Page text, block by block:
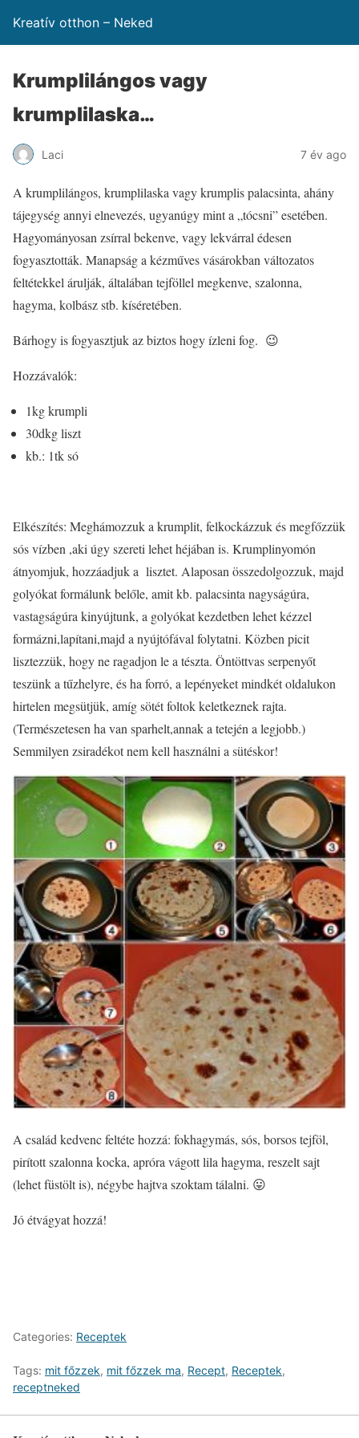
Kreatív otthon – Neked
Krumplilángos vagy
krumplilaska…
Laci 7 év ago
A krumplilángos, krumplilaska vagy krumplis palacsinta, ahány
tájegység annyi elnevezés, ugyanúgy mint a „tócsni” esetében.
Hagyományosan zsírral bekenve, vagy lekvárral édesen
fogyasztották. Manapság a kézműves vásárokban változatos
feltétekkel árulják, általában tejföllel megkenve, szalonna,
hagyma, kolbász stb. kíséretében.
Bárhogy is fogyasztjuk az biztos hogy ízleni fog. 😉
Hozzávalók:
1kg krumpli
30dkg liszt
kb.: 1tk só
Elkészítés: Meghámozzuk a krumplit, felkockázzuk és megfőzzük
sós vízben ,aki úgy szereti lehet héjában is. Krumplinyomón
átnyomjuk, hozzáadjuk a lisztet. Alaposan összedolgozzuk, majd
golyókat formálunk belőle, amit kb. palacsinta nagyságúra,
vastagságúra kinyújtunk, a golyókat kezdetben lehet kézzel
formázni,lapítani,majd a nyújtófával folytatni. Közben picit
lisztezzük, hogy ne ragadjon le a tészta. Öntöttvas serpenyőt
teszünk a tűzhelyre, és ha forró, a lepényeket mindkét oldalukon
hirtelen megsütjük, amíg sötét foltok keletkeznek rajta.
(Természetesen ha van sparhelt,annak a tetején a legjobb.)
Semmilyen zsiradékot nem kell használni a sütéskor!
A család kedvenc feltéte hozzá: fokhagymás, sós, borsos tejföl,
pirított szalonna kocka, apróra vágott lila hagyma, reszelt sajt
(lehet füstölt is), négybe hajtva szoktam tálalni. 😛
Jó étvágyat hozzá!
Categories: Receptek
Tags: mit főzzek, mit főzzek ma, Recept, Receptek,
receptneked